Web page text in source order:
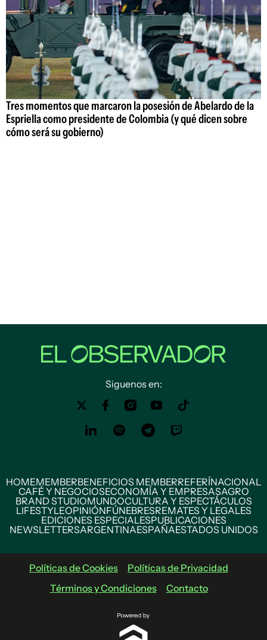
Tres momentos que marcaron la posesión de Abelardo de la
Espriella como presidente de Colombia (y qué dicen sobre
cómo será su gobierno)
Siguenos en:
HOMEMEMBERBENEFICIOS MEMBERREFERÍNACIONAL
CAFÉ Y NEGOCIOSECONOMÍA Y EMPRESASAGRO
BRAND STUDIOMUNDOCULTURA Y ESPECTÁCULOS
LIFESTYLEOPINIÓNFÚNEBRESREMATES Y LEGALES
EDICIONES ESPECIALESPUBLICACIONES
NEWSLETTERSARGENTINAESPAÑAESTADOS UNIDOS
Políticas de Cookies
Políticas de Privacidad
Términos y Condiciones
Contacto